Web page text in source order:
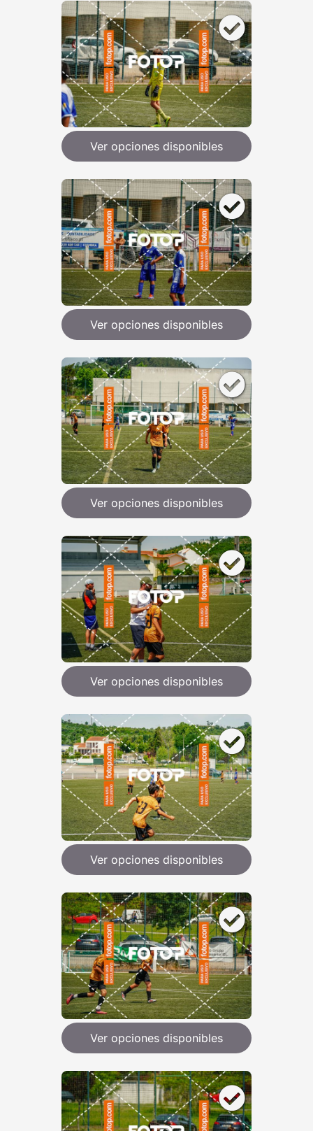
Ver opciones disponibles
Ver opciones disponibles
Ver opciones disponibles
Ver opciones disponibles
Ver opciones disponibles
Ver opciones disponibles